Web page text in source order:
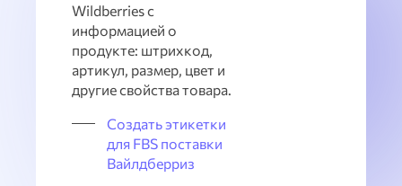
Wildberries с
информацией о
продукте: штрихкод,
артикул, размер, цвет и
другие свойства товара.
Создать этикетки
для FBS поставки
Вайлдберриз